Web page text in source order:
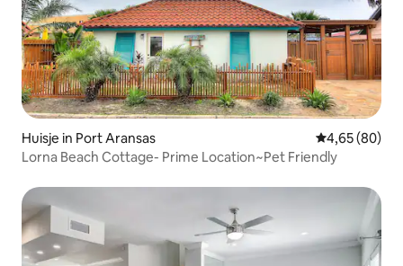
Huisje in Port Aransas Gemiddelde
4,65 (80)
Lorna Beach Cottage- Prime Location~Pet Friendly